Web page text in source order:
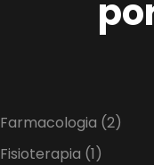
Farmacologia (2)
Fisioterapia (1)